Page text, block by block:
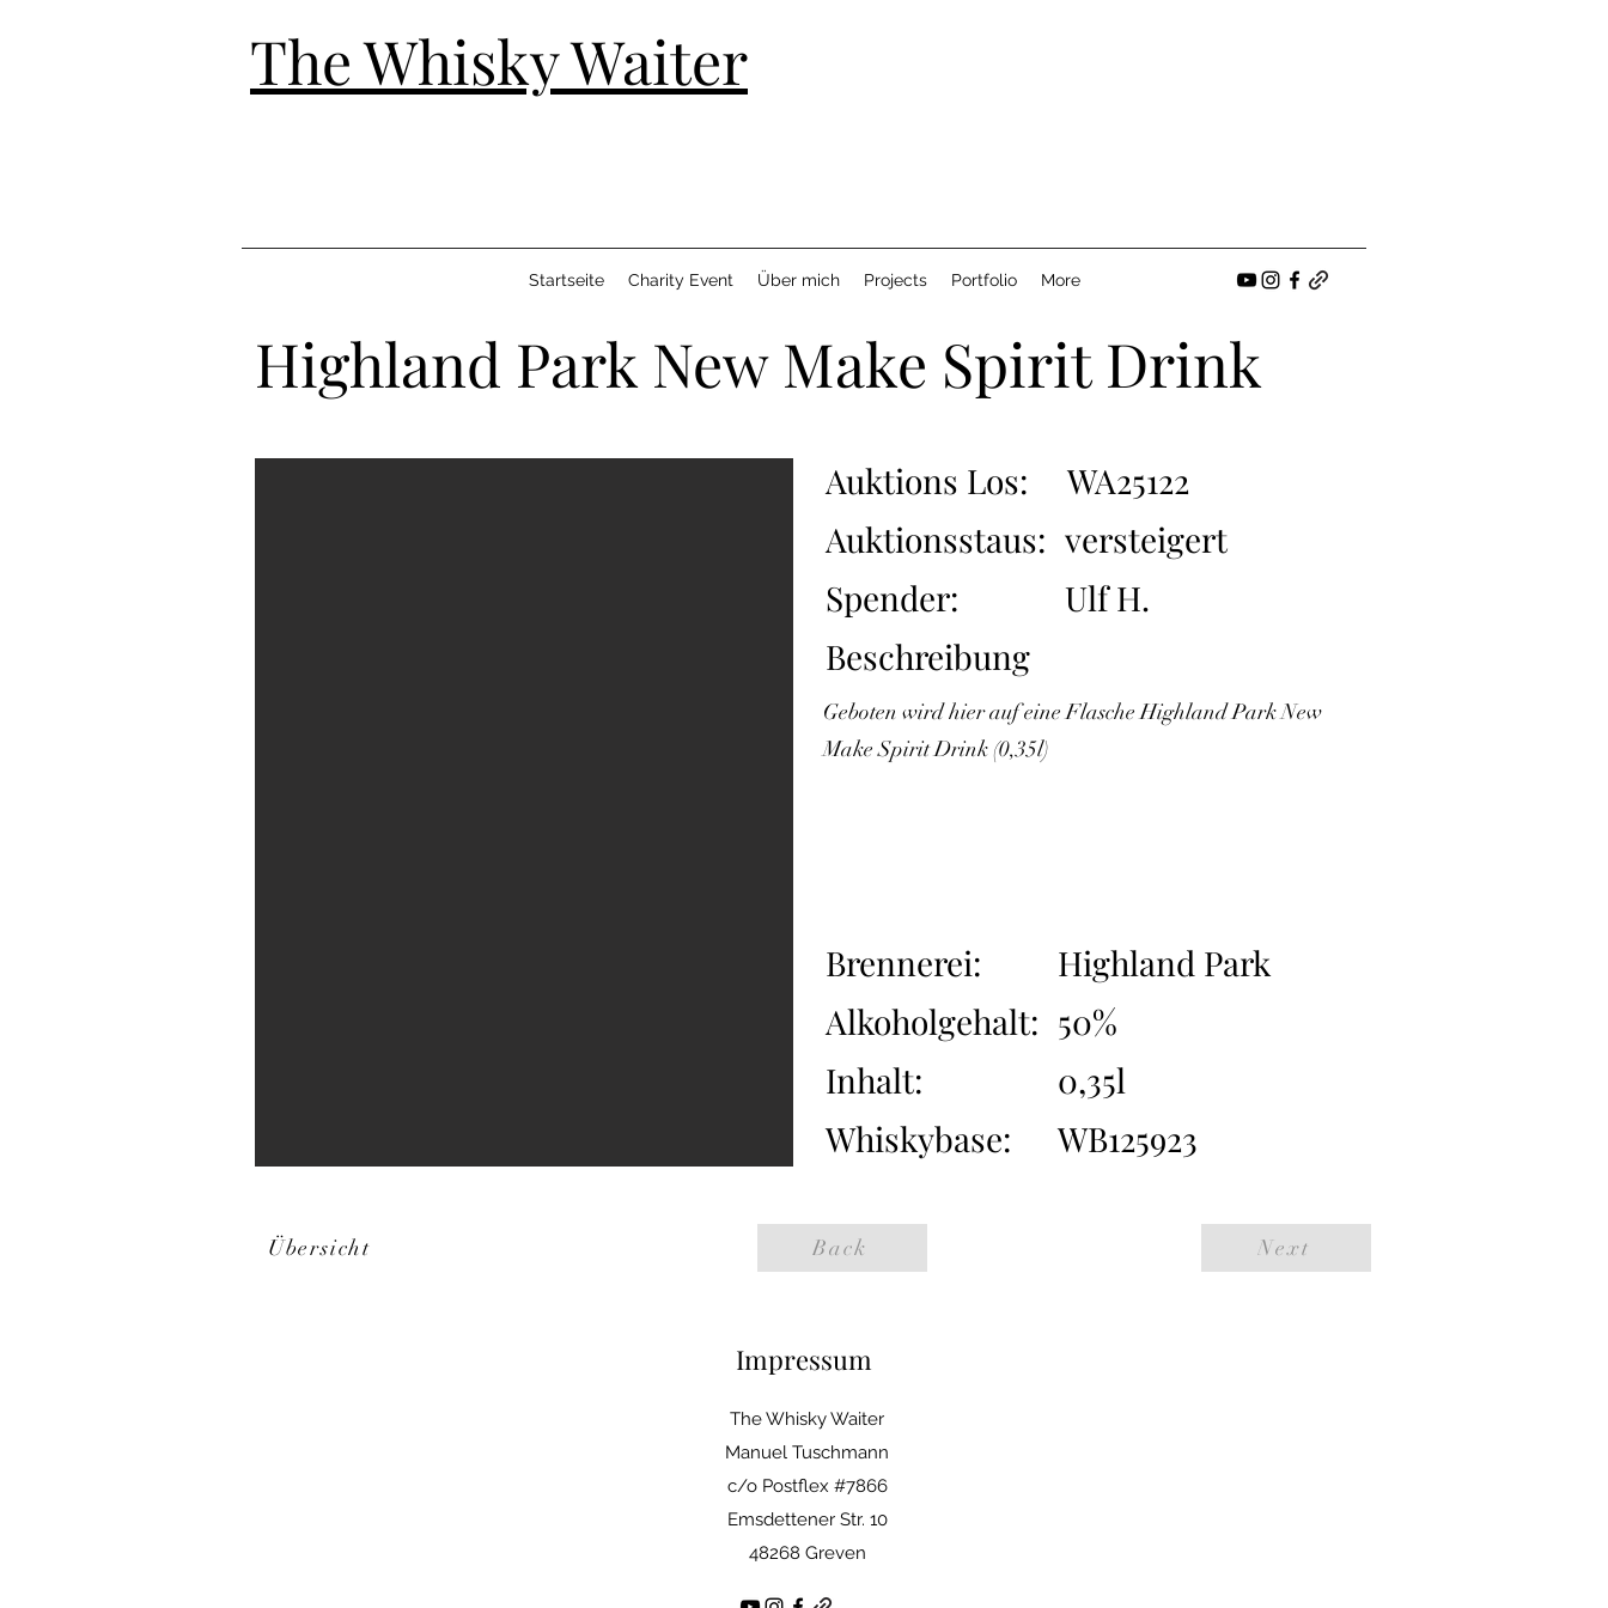
The Whisky Waiter
Startseite Charity Event Über mich Projects Portfolio More
Highland Park New Make Spirit Drink
Auktions Los:
WA25122
Auktionsstaus: versteigert
Spender:
Ulf H.
Beschreibung
Geboten wird hier auf eine Flasche Highland Park New
Make Spirit Drink (0,35l)
Brennerei:
Highland Park
Alkoholgehalt: 50%
Inhalt:
0,35l
Whiskybase:
WB125923
Übersicht Back Next
Impressum
The Whisky Waiter
Manuel Tuschmann
c/o Postflex #7866
Emsdettener Str. 10
48268 Greven